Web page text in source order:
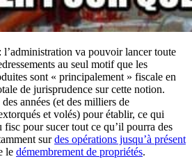
va pouvoir lancer toute
au seul motif que les
sont « principalement » fiscale en
de jurisprudence sur cette notion.
années (et des milliers de
et volés) pour établir, ce qui
fisc pour sucer tout ce qu’il pourra des
surdes opérations jusqu’à présent
le démembrement de propriétés.